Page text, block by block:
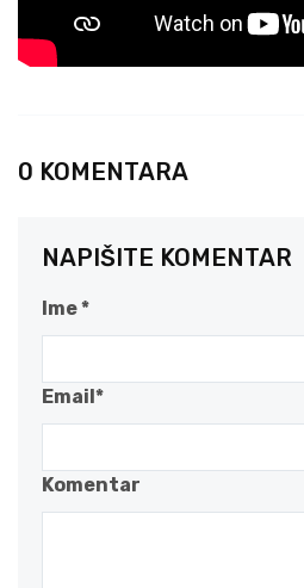
0 KOMENTARA
NAPIŠITE KOMENTAR
Ime *
Email*
Komentar